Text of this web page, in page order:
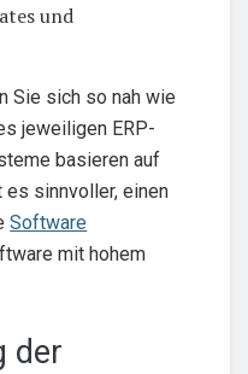
und
Sie sich so nah wie
jeweiligen ERP-
basieren auf
es sinnvoller, einen
Software
mit hohem
der